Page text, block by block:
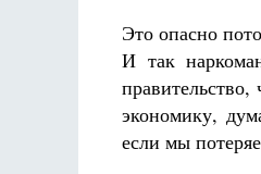
Это опасно
И так
экономику,
если мы